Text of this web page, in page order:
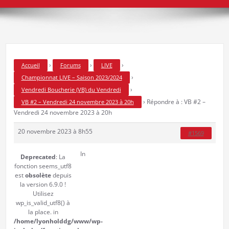
Accueil › Forums › LIVE ›
Championnat LIVE – Saison 2023/2024 ›
Vendredi Boucherie (VB) du Vendredi ›
VB #2 – Vendredi 24 novembre 2023 à 20h › Répondre à : VB #2 –
Vendredi 24 novembre 2023 à 20h
20 novembre 2023 à 8h55 #1569
Deprecated: La
fonction seems_utf8
estobsolètedepuis
la version 6.9.0 !
Utilisez
wp_is_valid_utf8() à
la place. in
/home/lyonholddg/www/wp-
In